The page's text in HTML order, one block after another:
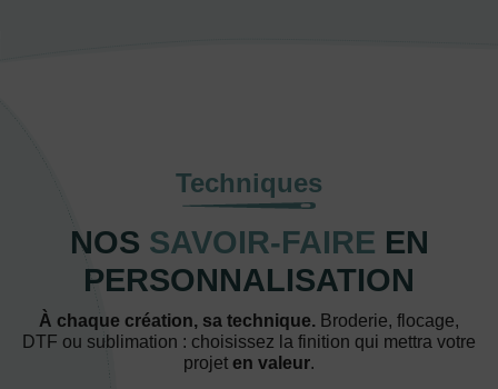
Techniques
NOS SAVOIR-FAIRE EN
PERSONNALISATION
À chaque création, sa technique. Broderie, flocage,
DTF ou sublimation : choisissez la finition qui mettra votre
projet en valeur.